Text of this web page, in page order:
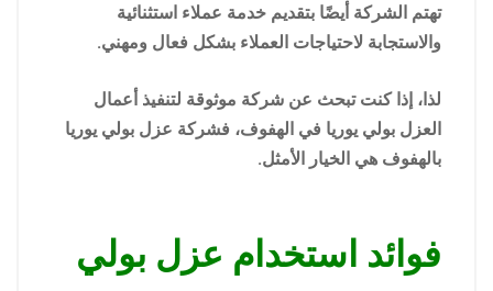
تهتم الشركة أيضًا بتقديم خدمة عملاء استثنائية
والاستجابة لاحتياجات العملاء بشكل فعال ومهني.
لذا، إذا كنت تبحث عن شركة موثوقة لتنفيذ أعمال
العزل بولي يوريا في الهفوف، فشركة عزل بولي يوريا
بالهفوف هي الخيار الأمثل.
فوائد استخدام عزل بولي